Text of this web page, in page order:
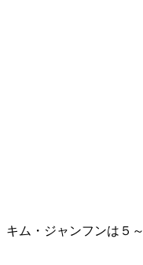
キム・ジャンフンは５